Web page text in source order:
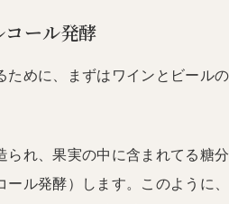
コール発酵
ために、まずはワインとビール
られ、果実の中に含まれてる糖
ール発酵）します。このように